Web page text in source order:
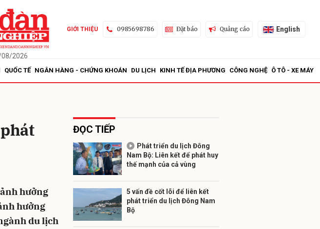
2026
GIỚI THIỆU 0985698786 Đặt báo Quảng cáo English
QUỐC TẾ NGÂN HÀNG - CHỨNG KHOÁN DU LỊCH KINH TẾ ĐỊA PHƯƠNG CÔNG NGHỆ Ô TÔ - XE MÁY
hưởng
hưởng
du lịch
ĐỌC TIẾP
Phát triển du lịch Đông
Nam Bộ: Liên kết để phát huy
thế mạnh của cả vùng
5 vấn đề cốt lõi để liên kết
phát triển du lịch Đông Nam
Bộ
Gửi